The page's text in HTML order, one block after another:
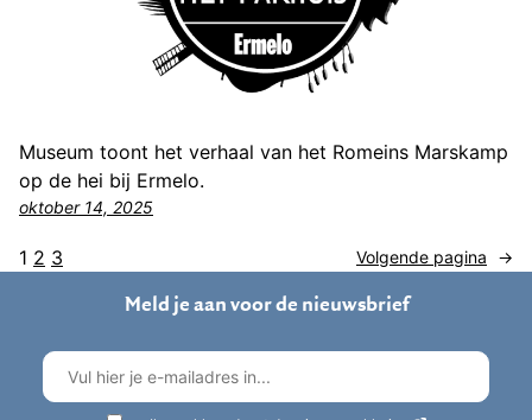
Museum toont het verhaal van het Romeins Marskamp
op de hei bij Ermelo.
oktober 14, 2025
1 2 3 Volgende pagina →
Meld je aan voor de nieuwsbrief